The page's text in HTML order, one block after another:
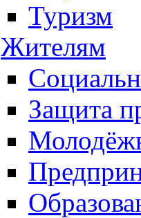
Туризм
Жителям
Защита